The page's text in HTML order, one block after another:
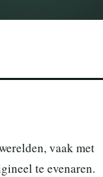
vaak met
te evenaren.